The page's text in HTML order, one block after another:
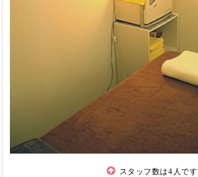
スタッフ数は4人です